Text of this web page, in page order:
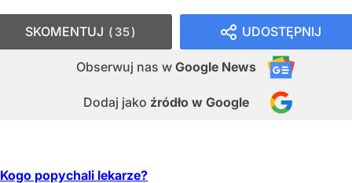
UDOSTĘPNIJ
Obserwuj nas w Google News
Dodaj jako źródło w Google
SKOMENTUJ 35
Kogo popychali lekarze?